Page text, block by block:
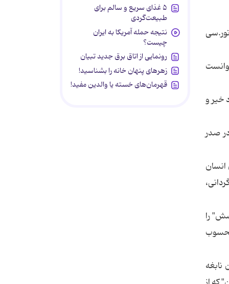
خیر و
صدر
فیلم ترسناک "درخشش" را
۵ غذای سریع و سالم برای
طبیعت‌گردی
نتیجه حمله آمریکا به ایران
چیست؟
رونمایی از اتاق برق جدید تبیان
زهرهای پنهان خانه را بشناسید!
قهرمان‌های خسته یا والدین مفید!